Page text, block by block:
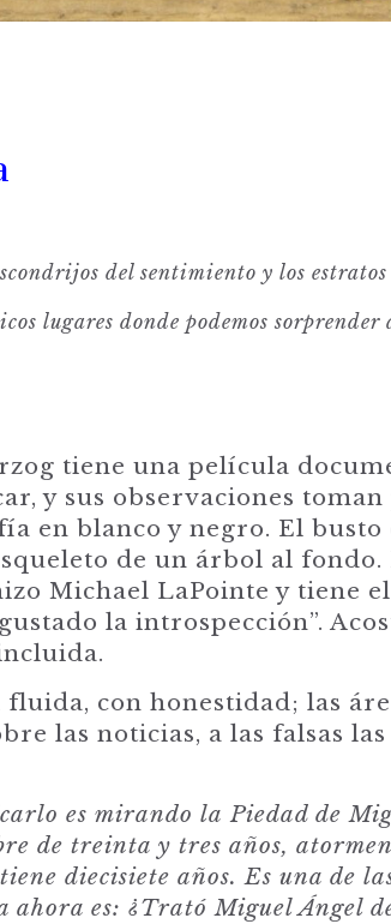
del sentimiento y los estratos
lugares donde podemos
tiene una película
y sus observaciones
en blanco y negro. El
de un árbol al
Michael LaPointe y tiene
la introspección”.
con honestidad; las
las noticias, a las falsas
es mirando laPiedad de
de treinta y tres años,
diecisiete años. Es una de
ahora es: ¿Trató Miguel Ángel